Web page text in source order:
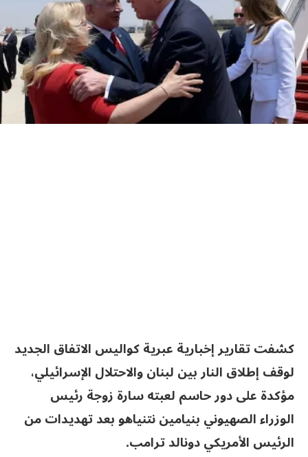
كشفت تقارير إخبارية عبرية كواليس الاتفاق الجديد
لوقف إطلاق النار بين لبنان والاحتلال الإسرائيلي،
مؤكدة على دور حاسم لعبته سارة زوجة رئيس
الوزراء الصهيوني بنيامين نتنياهو بعد تهديدات من
الرئيس الأمريكي دونالد ترامب.